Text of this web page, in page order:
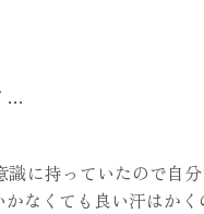
…
に持っていたので自
なくても良い汗はか